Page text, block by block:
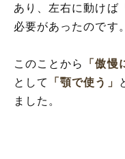
あり、左右に動けば
必要があったのです。
このことから
「傲慢
として
「顎で使う」
ました。